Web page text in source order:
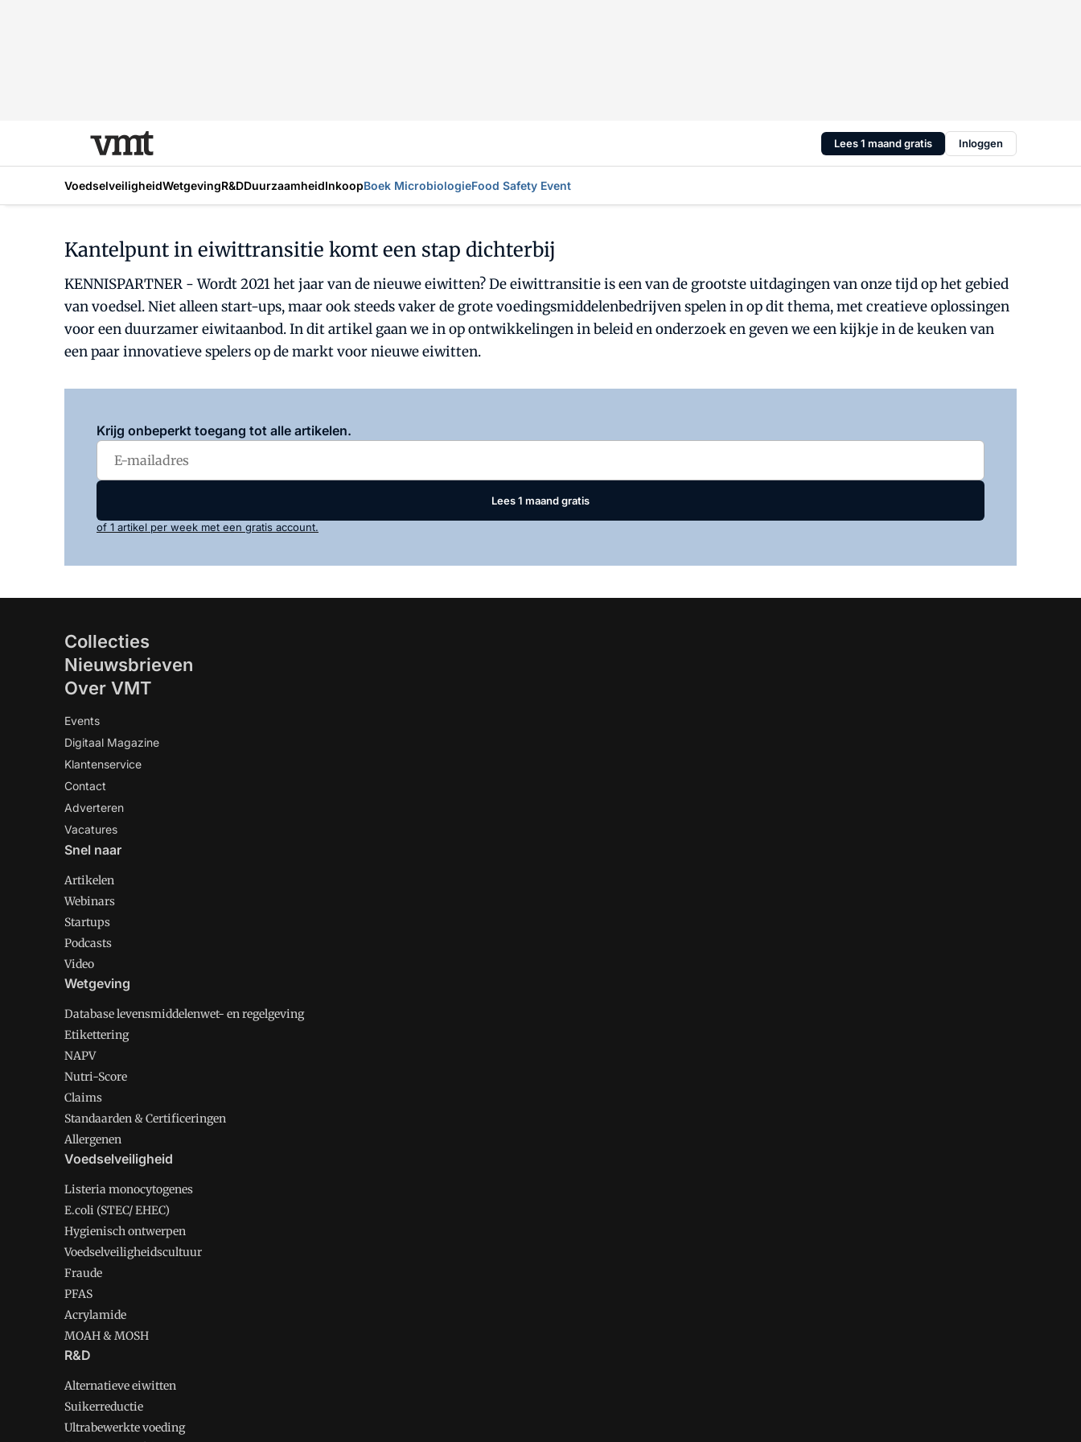
Lees 1 maand gratis Inloggen
VoedselveiligheidWetgevingR&DDuurzaamheidInkoopBoek MicrobiologieFood Safety Event
Kantelpunt in eiwittransitie komt een stap dichterbij
KENNISPARTNER - Wordt 2021 het jaar van de nieuwe eiwitten? De eiwittransitie is een van de grootste uitdagingen van onze tijd op het gebied
van voedsel. Niet alleen start-ups, maar ook steeds vaker de grote voedingsmiddelenbedrijven spelen in op dit thema, met creatieve oplossingen
voor een duurzamer eiwitaanbod. In dit artikel gaan we in op ontwikkelingen in beleid en onderzoek en geven we een kijkje in de keuken van
een paar innovatieve spelers op de markt voor nieuwe eiwitten.
Krijg onbeperkt toegang tot alle artikelen.
Lees 1 maand gratis
of 1 artikel per week met een gratis account.
Collecties
Nieuwsbrieven
Over VMT
Events
Digitaal Magazine
Klantenservice
Contact
Adverteren
Vacatures
Snel naar
Artikelen
Webinars
Startups
Podcasts
Video
Wetgeving
Database levensmiddelenwet- en regelgeving
Etikettering
NAPV
Nutri-Score
Claims
Standaarden & Certificeringen
Allergenen
Voedselveiligheid
Listeria monocytogenes
E.coli (STEC/ EHEC)
Hygienisch ontwerpen
Voedselveiligheidscultuur
Fraude
PFAS
Acrylamide
MOAH & MOSH
R&D
Alternatieve eiwitten
Suikerreductie
Ultrabewerkte voeding